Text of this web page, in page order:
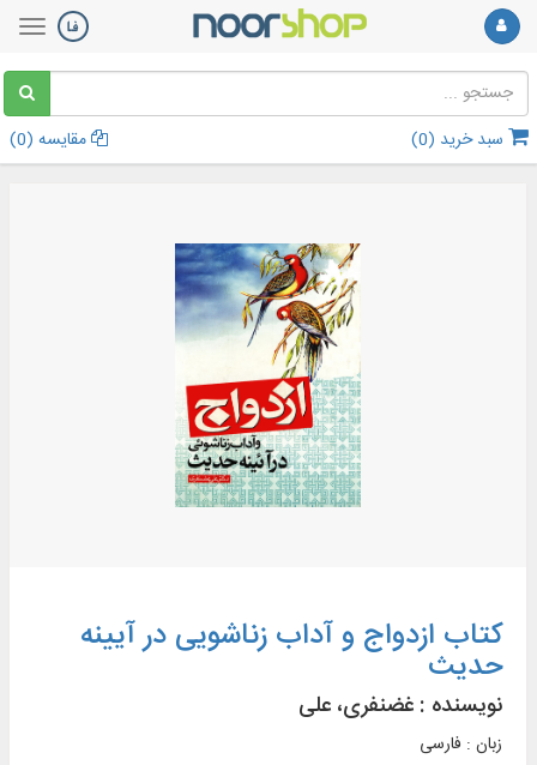
سبد خرید (0
) مقایسه (0
)
کتاب ازدواج و آداب زناشویی در آیینه
حدیث
نویسنده : غضنفری، علی
زبان : فارسی